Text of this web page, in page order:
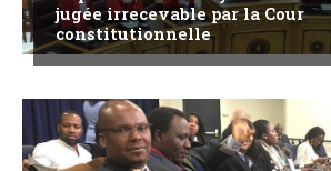
jugée irrecevable par la Cour
constitutionnelle